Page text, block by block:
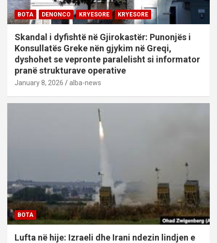
BOTA DENONCO KRYESORE KRYESORE
Skandal i dyfishtë në Gjirokastër: Punonjës i
Konsullatës Greke nën gjykim në Greqi,
dyshohet se vepronte paralelisht si informator
pranë strukturave operative
January 8, 2026 alba-news
BOTA
Lufta në hije: Izraeli dhe Irani ndezin lindjen e